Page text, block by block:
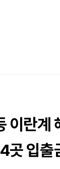
이란계
곳 입출